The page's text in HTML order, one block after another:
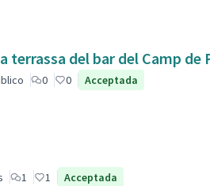
del bar del Camp de
0 0 Acceptada
1 1 Acceptada